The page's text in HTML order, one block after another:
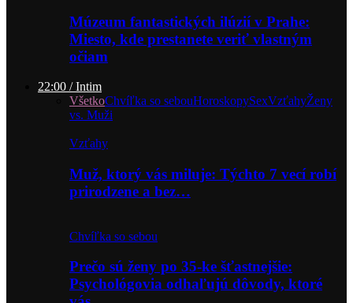
Múzeum fantastických ilúzií v Prahe:
Miesto, kde prestanete veriť vlastným
očiam
22:00 / Intim
VšetkoChvíľka so sebouHoroskopySexVzťahyŽeny
vs. Muži
Vzťahy
Muž, ktorý vás miluje: Týchto 7 vecí robí
prirodzene a bez…
Chvíľka so sebou
Prečo sú ženy po 35-ke šťastnejšie:
Psychológovia odhaľujú dôvody, ktoré